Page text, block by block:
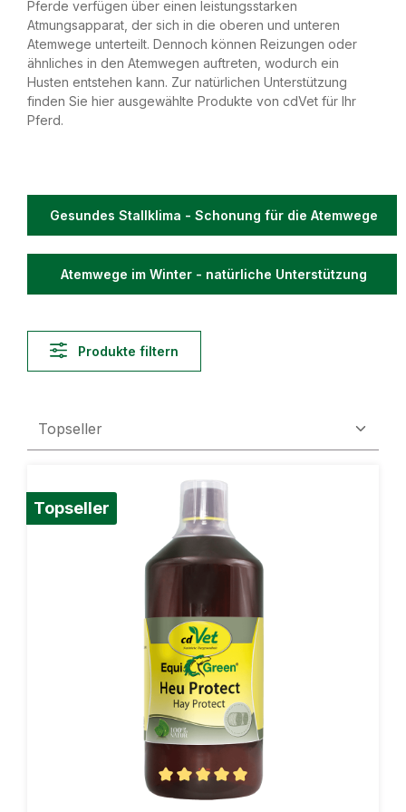
Pferde verfügen über einen leistungsstarken
Atmungsapparat, der sich in die oberen und unteren
Atemwege unterteilt. Dennoch können Reizungen oder
ähnliches in den Atemwegen auftreten, wodurch ein
Husten entstehen kann. Zur natürlichen Unterstützung
finden Sie hier ausgewählte Produkte von cdVet für Ihr
Pferd.
Gesundes Stallklima - Schonung für die Atemwege
Atemwege im Winter - natürliche Unterstützung
Produkte filtern
Topseller
Durchschnittliche Bewertung von 5 von 5